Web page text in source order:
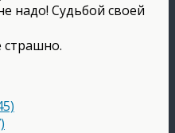
надо! Судьбой своей
страшно.